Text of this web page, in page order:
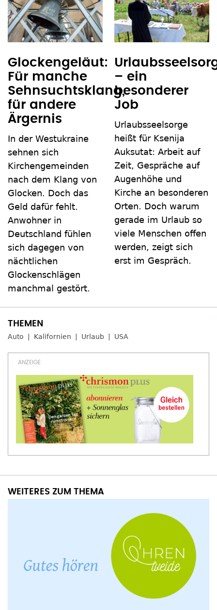
Glockengeläut:
Für manche
Sehnsuchtsklang,
für andere
Ärgernis
In der Westukraine
sehnen sich
Kirchengemeinden
nach dem Klang von
Glocken. Doch das
Geld dafür fehlt.
Anwohner in
Deutschland fühlen
sich dagegen von
nächtlichen
Glockenschlägen
manchmal gestört.
– ein
besonderer
Job
Urlaubsseelsorge
heißt für Ksenija
Auksutat: Arbeit auf
Zeit, Gespräche auf
Augenhöhe und
Kirche an besonderen
Orten. Doch warum
gerade im Urlaub so
viele Menschen offen
werden, zeigt sich
erst im Gespräch.
Auto Kalifornien Urlaub USA
WEITERES ZUM THEMA